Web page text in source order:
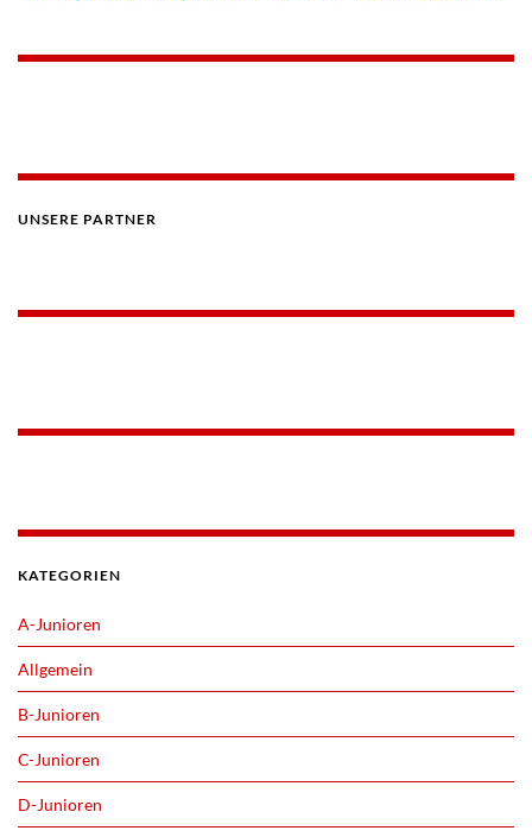
UNSERE PARTNER
KATEGORIEN
A-Junioren
Allgemein
B-Junioren
C-Junioren
D-Junioren